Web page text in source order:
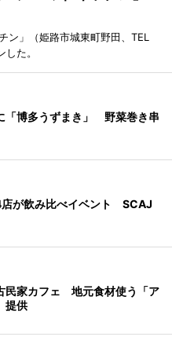
ン」（姫路市城東町野田、TEL
た。
「博多うずまき」 野菜巻き串
店が飲み比べイベント SCAJ
民家カフェ 地元食材使う「ア
提供